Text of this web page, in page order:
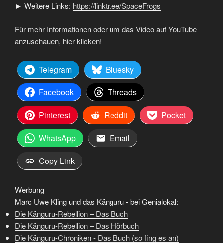
► Weitere Links: https://linktr.ee/SpaceFrogs
Für mehr Informationen oder um das Video auf YouTube
anzuschauen, hier klicken!
Telegram
Bluesky
Facebook
Threads
Pinterest
Reddit
Pocket
WhatsApp
Email
Copy Link
Werbung
Marc Uwe Kling und das Känguru - bei Genialokal:
Die Känguru-Rebellion – Das Buch
Die Känguru-Rebellion – Das Hörbuch
Die Känguru-Chroniken - Das Buch (so fing es an)